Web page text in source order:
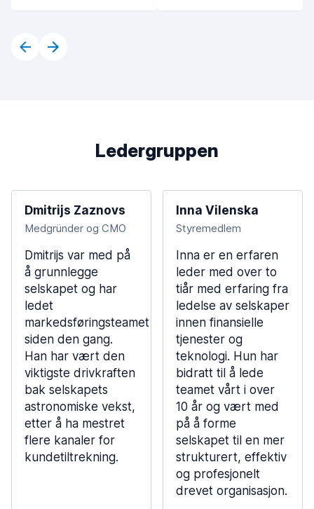
Ledergruppen
Dmitrijs Zaznovs
Medgründer og CMO
Dmitrijs var med på
å grunnlegge
selskapet og har
ledet
markedsføringsteamet
siden den gang.
Han har vært den
viktigste drivkraften
bak selskapets
astronomiske vekst,
etter å ha mestret
flere kanaler for
kundetiltrekning.
Inna Vilenska
Styremedlem
Inna er en erfaren
leder med over to
tiår med erfaring fra
ledelse av selskaper
innen finansielle
tjenester og
teknologi. Hun har
bidratt til å lede
teamet vårt i over
10 år og vært med
på å forme
selskapet til en mer
strukturert, effektiv
og profesjonelt
drevet organisasjon.